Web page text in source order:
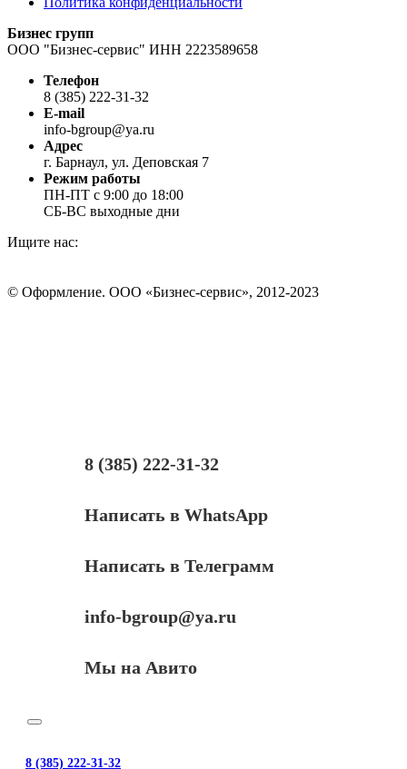
Бизнес групп
ООО "Бизнес-сервис" ИНН 2223589658
Телефон
8 (385) 222-31-32
E-mail
info-bgroup@ya.ru
Адрес
г. Барнаул, ул. Деповская 7
Режим работы
ПН-ПТ с 9:00 до 18:00
СБ-ВС выходные дни
Ищите нас:
Вконтакте
открывается
WhatsApp
открывается
Telegram
открывается
© Оформление. ООО «Бизнес-сервис», 2012-2023
8 (385) 222-31-32
Написать в WhatsApp
Написать в Телеграмм
info-bgroup@ya.ru
Мы на Авито
8 (385) 222-31-32